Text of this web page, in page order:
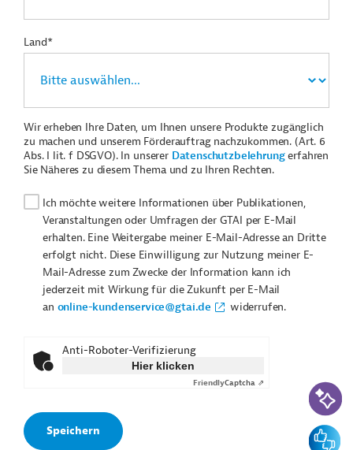
Land*
Wir erheben Ihre Daten, um Ihnen unsere Produkte zugänglich
zu machen und unserem Förderauftrag nachzukommen. (Art. 6
Abs. I lit. f DSGVO). In unserer Datenschutzbelehrungerfahren
Sie Näheres zu diesem Thema und zu Ihren Rechten.
Ich möchte weitere Informationen über Publikationen,
Veranstaltungen oder Umfragen der GTAI per E-Mail
erhalten. Eine Weitergabe meiner E-Mail-Adresse an Dritte
erfolgt nicht. Diese Einwilligung zur Nutzung meiner E-
Mail-Adresse zum Zwecke der Information kann ich
jederzeit mit Wirkung für die Zukunft per E-Mail
an online-kundenservice@gtai.de widerrufen.
Anti-Roboter-Verifizierung
Hier klicken
FriendlyCaptcha ⇗ KI-